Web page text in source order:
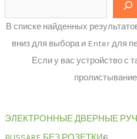
В списке найденных
вниз для выбора и Enter для
Если у вас устройство с
ЭЛЕКТРОННЫЕ ДВЕРНЫЕ